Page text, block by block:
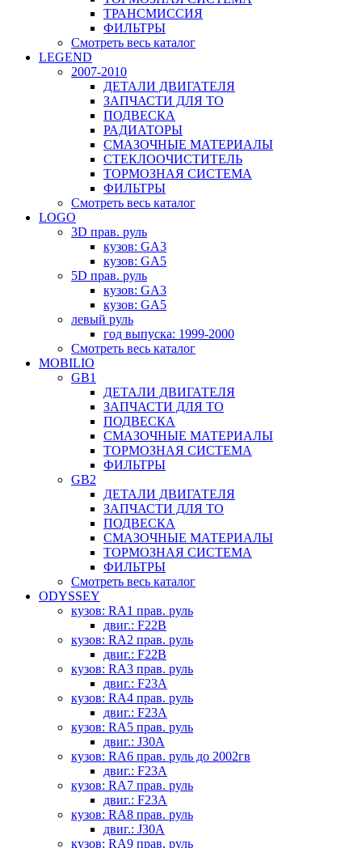
ТРАНСМИССИЯ
ФИЛЬТРЫ
Смотреть весь каталог
LEGEND
2007-2010
ДЕТАЛИ ДВИГАТЕЛЯ
ЗАПЧАСТИ ДЛЯ ТО
ПОДВЕСКА
РАДИАТОРЫ
СМАЗОЧНЫЕ МАТЕРИАЛЫ
СТЕКЛООЧИСТИТЕЛЬ
ТОРМОЗНАЯ СИСТЕМА
ФИЛЬТРЫ
Смотреть весь каталог
LOGO
3D прав. руль
кузов: GA3
кузов: GA5
5D прав. руль
кузов: GA3
кузов: GA5
левый руль
год выпуска: 1999-2000
Смотреть весь каталог
MOBILIO
GB1
ДЕТАЛИ ДВИГАТЕЛЯ
ЗАПЧАСТИ ДЛЯ ТО
ПОДВЕСКА
СМАЗОЧНЫЕ МАТЕРИАЛЫ
ТОРМОЗНАЯ СИСТЕМА
ФИЛЬТРЫ
GB2
ДЕТАЛИ ДВИГАТЕЛЯ
ЗАПЧАСТИ ДЛЯ ТО
ПОДВЕСКА
СМАЗОЧНЫЕ МАТЕРИАЛЫ
ТОРМОЗНАЯ СИСТЕМА
ФИЛЬТРЫ
Смотреть весь каталог
ODYSSEY
кузов: RA1 прав. руль
двиг.: F22B
кузов: RA2 прав. руль
двиг.: F22B
кузов: RA3 прав. руль
двиг.: F23A
кузов: RA4 прав. руль
двиг.: F23A
кузов: RA5 прав. руль
двиг.: J30A
кузов: RA6 прав. руль до 2002гв
двиг.: F23A
кузов: RA7 прав. руль
двиг.: F23A
кузов: RA8 прав. руль
двиг.: J30A
кузов: RA9 прав. руль